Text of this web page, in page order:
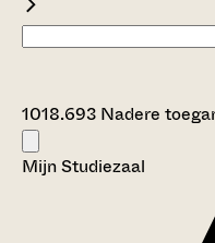
1018.693 Nadere
Mijn Studiezaal